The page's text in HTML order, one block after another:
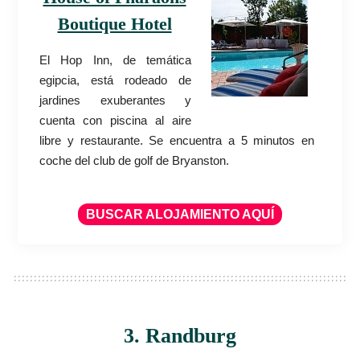
Boutique Hotel
El Hop Inn, de temática
egipcia, está rodeado de
jardines exuberantes y
cuenta con piscina al aire
libre y restaurante. Se encuentra a 5 minutos en
coche del club de golf de Bryanston.
BUSCAR ALOJAMIENTO AQUÍ
3. Randburg